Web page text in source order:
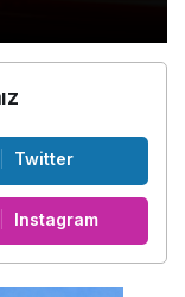
Twitter
Instagram